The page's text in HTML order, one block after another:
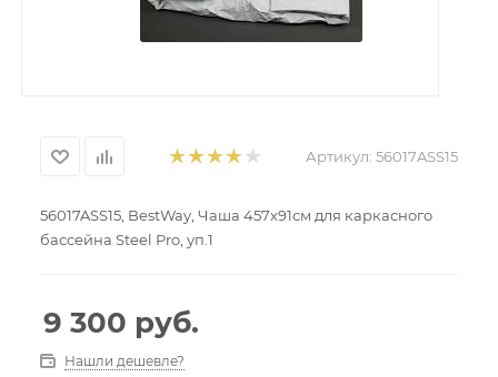
Артикул: 56017ASS15
56017ASS15, BestWay, Чаша 457x91см для каркасного
бассейна Steel Pro, уп.1
9 300 руб.
Нашли дешевле?